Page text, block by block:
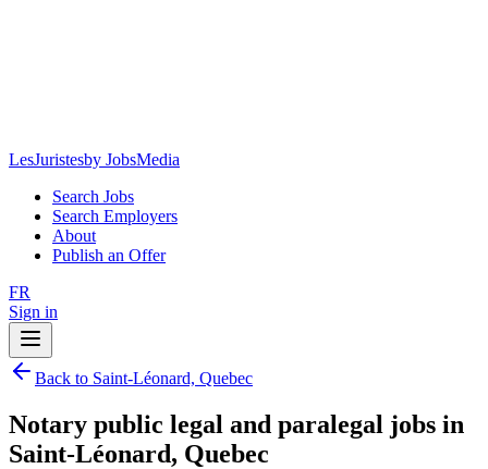
LesJuristesby JobsMedia
Search Jobs
Search Employers
About
Publish an Offer
FR
Sign in
Back to Saint-Léonard, Quebec
Notary public legal and paralegal jobs in
Saint-Léonard, Quebec